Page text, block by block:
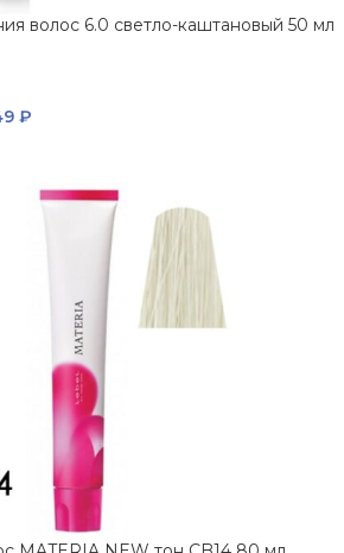
волос 6.0 светло-каштановый 50 мл
₽